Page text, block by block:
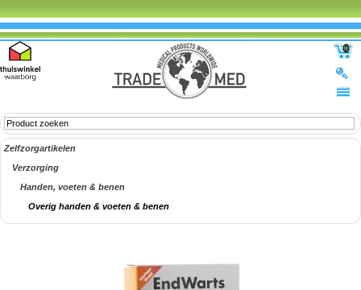
0
Zelfzorgartikelen
Verzorging
Handen, voeten & benen
Overig handen & voeten & benen